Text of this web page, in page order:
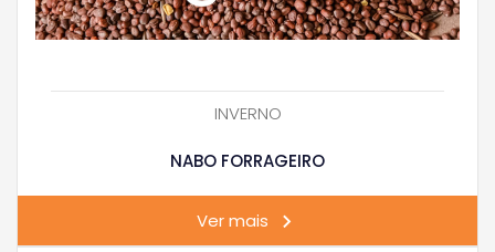
INVERNO
NABO FORRAGEIRO
Ver mais